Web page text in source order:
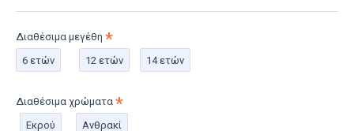
Διαθέσιμα μεγέθη
6 ετών
12 ετών 14 ετών
Διαθέσιμα χρώματα
Εκρού
Ανθρακί